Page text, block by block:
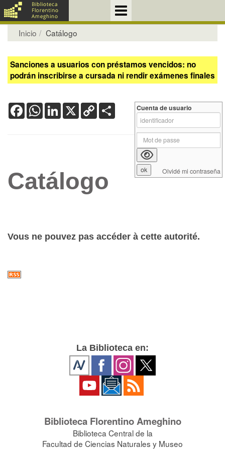
Inicio Catálogo
Sanciones a usuarios con préstamos vencidos: no
podrán inscribirse a cursada ni rendir exámenes finales
FacebookWhatsApp
LinkedIn
X Copy
Link
Catálogo
Vous ne pouvez pas accéder à cette autorité.
Cuenta de usuario
Olvidé mi contraseña
La Biblioteca en:
Biblioteca Florentino Ameghino
Biblioteca Central de la
Facultad de Ciencias Naturales y Museo